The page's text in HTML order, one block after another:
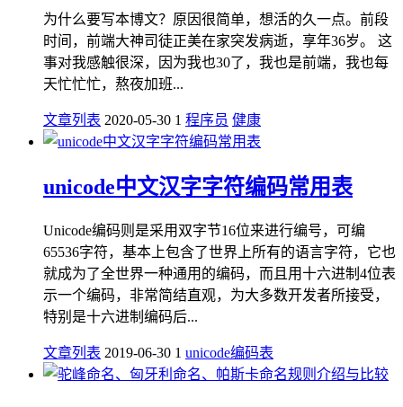
为什么要写本博文？原因很简单，想活的久一点。前段
时间，前端大神司徒正美在家突发病逝，享年36岁。 这
事对我感触很深，因为我也30了，我也是前端，我也每
天忙忙忙，熬夜加班...
文章列表 2020-05-30 1 程序员 健康
unicode中文汉字字符编码常用表
Unicode编码则是采用双字节16位来进行编号，可编
65536字符，基本上包含了世界上所有的语言字符，它也
就成为了全世界一种通用的编码，而且用十六进制4位表
示一个编码，非常简结直观，为大多数开发者所接受，
特别是十六进制编码后...
文章列表 2019-06-30 1 unicode编码表